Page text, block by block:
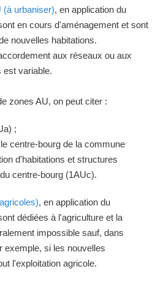
(à urbaniser), en application du
en cours d'aménagement et sont
nouvelles habitations.
aux réseaux ou aux
est variable.
zones AU, on peut citer :
;
centre-bourg de la commune
d'habitations et structures
centre-bourg (1AUc).
, en application du
dédiées à l'agriculture et la
impossible sauf, dans
exemple, si les nouvelles
l'exploitation agricole.